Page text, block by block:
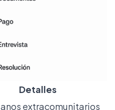
Detalles
extracomunitarios